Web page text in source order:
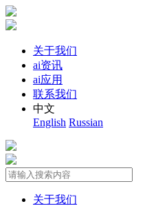
关于我们
ai资讯
ai应用
联系我们
中文
English Russian
关于我们